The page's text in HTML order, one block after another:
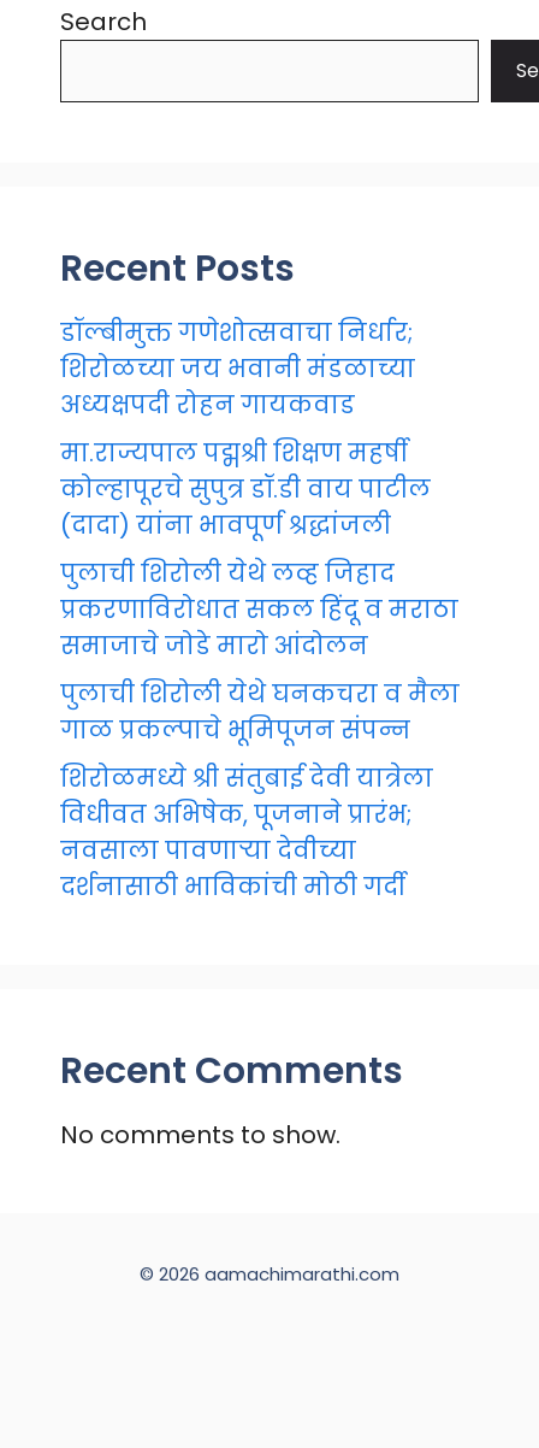
Search
Recent Posts
डॉल्बीमुक्त गणेशोत्सवाचा निर्धार;
शिरोळच्या जय भवानी मंडळाच्या
अध्यक्षपदी रोहन गायकवाड
मा.राज्यपाल पद्मश्री शिक्षण महर्षी
कोल्हापूरचे सुपुत्र डॉ.डी वाय पाटील
(दादा) यांना भावपूर्ण श्रद्धांजली
पुलाची शिरोली येथे लव्ह जिहाद
प्रकरणाविरोधात सकल हिंदू व मराठा
समाजाचे जोडे मारो आंदोलन
पुलाची शिरोली येथे घनकचरा व मैला
गाळ प्रकल्पाचे भूमिपूजन संपन्न
शिरोळमध्ये श्री संतुबाई देवी यात्रेला
विधीवत अभिषेक, पूजनाने प्रारंभ;
नवसाला पावणाऱ्या देवीच्या
दर्शनासाठी भाविकांची मोठी गर्दी
Recent Comments
No comments to show.
© 2026 aamachimarathi.com